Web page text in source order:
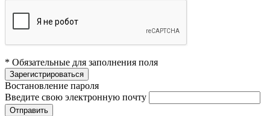
* Обязательные для заполнения поля
Востановление пароля
Введите свою электронную почту